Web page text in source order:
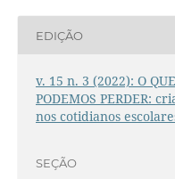
EDIÇÃO
v. 15 n. 3 (2022): O
PODEMOS PERDER:
nos cotidianos
SEÇÃO